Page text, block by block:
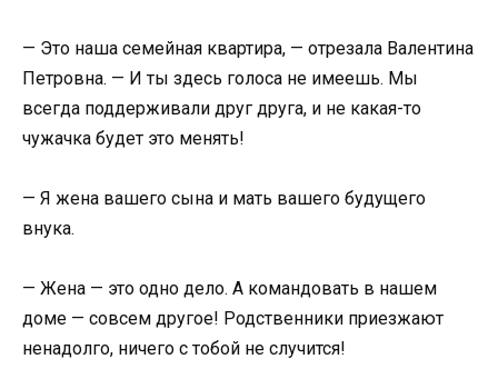
— Это наша семейная квартира, — отрезала Валентина
Петровна. — И ты здесь голоса не имеешь. Мы
всегда поддерживали друг друга, и не какая-то
чужачка будет это менять!
— Я жена вашего сына и мать вашего будущего
внука.
— Жена — это одно дело. А командовать в нашем
доме — совсем другое! Родственники приезжают
ненадолго, ничего с тобой не случится!